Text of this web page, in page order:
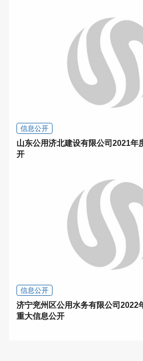
信息公开
山东公用济北建设有限公司2021年
开
信息公开
济宁兖州区公用水务有限公司2022
重大信息公开